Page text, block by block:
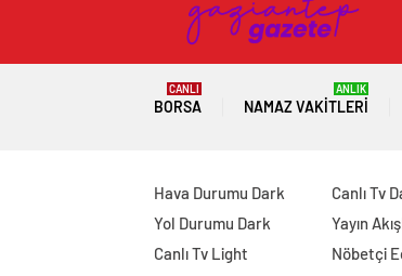
BORSA
CANLI
NAMAZ VAKITLERI
ANLIK
Hava Durumu Dark
Yol Durumu Dark
Canlı Tv Light
Canlı Tv
Yayın
Nöbetçi